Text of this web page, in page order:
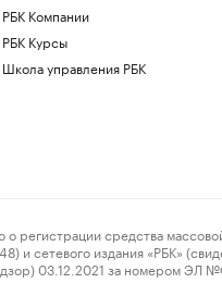
РБК Компании
РБК Курсы
Школа управления РБК
средства
сетевого издания «РБК»
03.12.2021 за номером ЭЛ